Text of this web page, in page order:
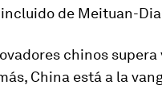
de Meituan-
chinos supera
China está a la